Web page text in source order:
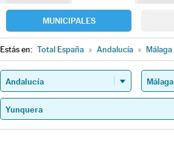
MUNICIPALES
Estás en: Total España » Andalucía » Málaga